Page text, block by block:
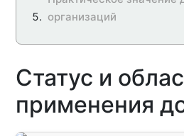
организаций
Статус и
применения